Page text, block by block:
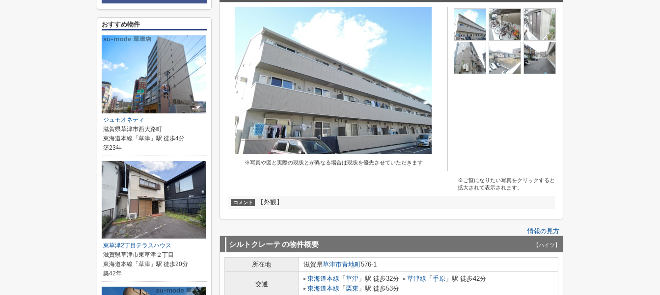
※写真や図と実際の現状とが異なる場合は現状を優先させていただきます
※ご覧になりたい写真をクリックすると
拡大されて表示されます。
コメント 【外観】
情報の見方
シルトクレーテの物件概要 【ハイツ】
所在地 滋賀県草津市青地町576-1
交通
東海道本線 「 草津 」駅 徒歩32分 草津線 「 手原 」駅 徒歩42分
東海道本線 「 栗東 」駅 徒歩53分
おすすめ物件
ジュモオネティ
滋賀県草津市西大路町
東海道本線「草津」駅 徒歩4分
築23年
東草津2丁目テラスハウス
滋賀県草津市東草津２丁目
東海道本線「草津」駅 徒歩20分
築42年